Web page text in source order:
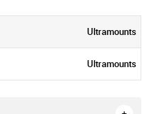
Ultramounts
Ultramounts